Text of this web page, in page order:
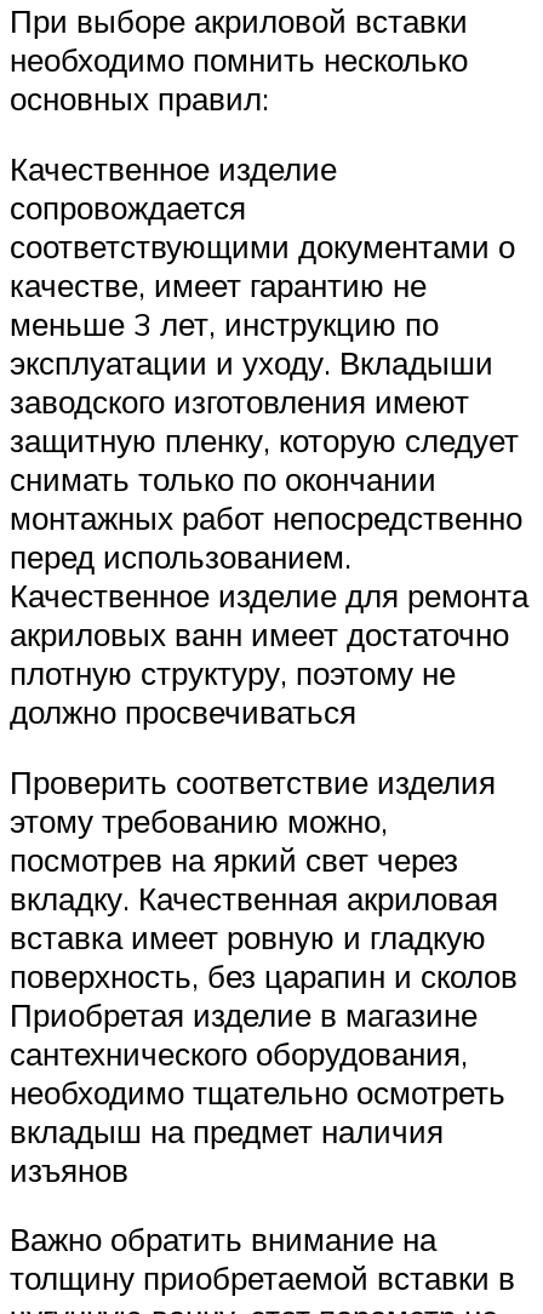
При выборе акриловой вставки
необходимо помнить несколько
основных правил:
Качественное изделие
сопровождается
соответствующими документами о
качестве, имеет гарантию не
меньше 3 лет, инструкцию по
эксплуатации и уходу. Вкладыши
заводского изготовления имеют
защитную пленку, которую следует
снимать только по окончании
монтажных работ непосредственно
перед использованием.
Качественное изделие для ремонта
акриловых ванн имеет достаточно
плотную структуру, поэтому не
должно просвечиваться
Проверить соответствие изделия
этому требованию можно,
посмотрев на яркий свет через
вкладку. Качественная акриловая
вставка имеет ровную и гладкую
поверхность, без царапин и сколов
Приобретая изделие в магазине
сантехнического оборудования,
необходимо тщательно осмотреть
вкладыш на предмет наличия
изъянов
Важно обратить внимание на
толщину приобретаемой вставки в